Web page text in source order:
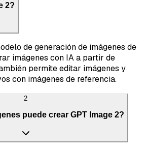
2?
de generación de imágenes de
imágenes con IA a partir de
permite editar imágenes y
con imágenes de referencia.
2
puede crear GPT Image 2?